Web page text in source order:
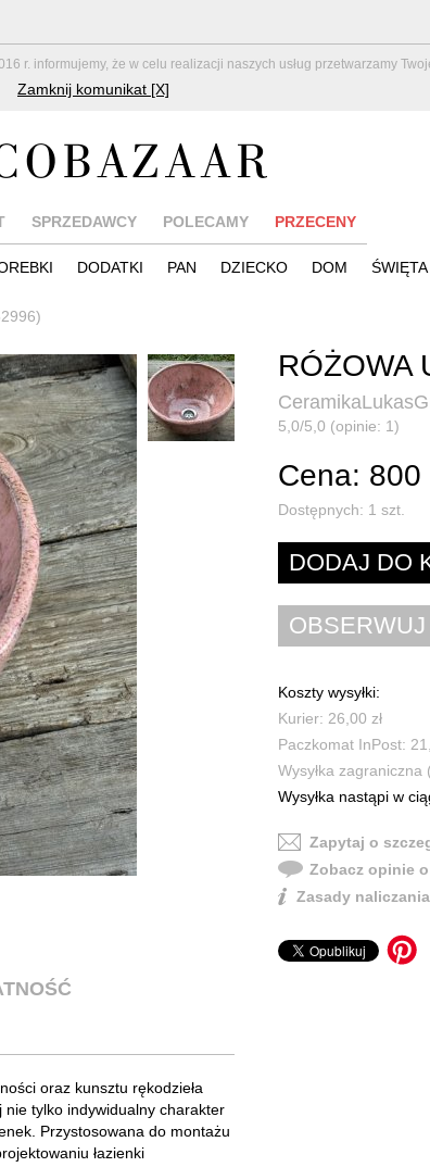
r. informujemy, że w celu realizacji naszych usług przetwarzamy
Zamknij komunikat [X]
SPRZEDAWCY POLECAMY PRZECENY
DODATKI PAN DZIECKO DOM ŚWIĘTA
RÓŻOWA
5,0/5,0 (opinie: 1)
Cena: 800
Dostępnych: 1 szt.
Koszty wysyłki:
Kurier: 26,00 zł
Paczkomat InPost:
Wysyłka zagraniczna
Wysyłka nastąpi w
Zapytaj o
Zobacz opinie
Zasady
oraz kunsztu rękodzieła
tylko indywidualny charakter
Przystosowana do montażu
łazienki